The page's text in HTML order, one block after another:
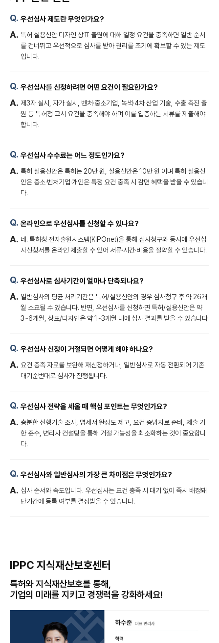
우선심사 제도란 무엇인가요?
특허·실용신안·디자인·상표 출원에 대해 일정 요건을 충족하면 일반 순서
를 건너뛰고 우선적으로 심사를 받아 권리를 조기에 확보할 수 있는 제도
입니다.
우선심사를 신청하려면 어떤 요건이 필요한가요?
제3자 실시, 자가 실시, 벤처·중소기업, 녹색·4차 산업 기술, 수출 촉진 출
원 등 특허청 고시 요건을 충족해야 하며 이를 입증하는 서류를 제출해야
합니다.
우선심사 수수료는 어느 정도인가요?
특허·실용신안은 특허는 20만 원, 실용신안은 10만 원 이며 특허·실용신
안은 중소·벤처기업·개인은 특정 요건 충족 시 감면 혜택을 받을 수 있습니
다.
온라인으로 우선심사를 신청할 수 있나요?
네. 특허청 전자출원시스템(KIPOnet)을 통해 심사청구와 동시에 우선심
사신청서를 온라인 제출할 수 있어 서류·시간·비용을 절약할 수 있습니다.
우선심사로 심사기간이 얼마나 단축되나요?
일반심사의 평균 처리기간은 특허/실용신안의 경우 심사청구 후 약 26개
월 소요될 수 있습니다. 반면, 우선심사를 신청하면 특허/실용신안은 약
3~6개월, 상표/디자인은 약 1~3개월 내에 심사 결과를 받을 수 있습니다
우선심사 신청이 거절되면 어떻게 해야 하나요?
요건 충족 자료를 보완해 재신청하거나, 일반심사로 자동 전환되어 기존
대기순번대로 심사가 진행됩니다.
우선심사 전략을 세울 때 핵심 포인트는 무엇인가요?
충분한 선행기술 조사, 명세서 완성도 제고, 요건 증빙자료 준비, 제출 기
한 준수, 변리사 컨설팅을 통해 거절 가능성을 최소화하는 것이 중요합니
다.
우선심사와 일반심사의 가장 큰 차이점은 무엇인가요?
심사 순서와 속도입니다. 우선심사는 요건 충족 시 대기 없이 즉시 배정돼
단기간에 등록 여부를 결정받을 수 있습니다.
IPPC 지식재산보호센터
특허와 지식재산보호를 통해,
기업의 미래를 지키고 경쟁력을 강화하세요!